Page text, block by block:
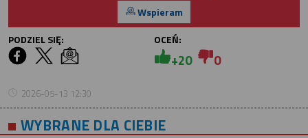
Wspieram
PODZIEL SIĘ:
OCEŃ:
+20 0
2026-05-13 12:30
WYBRANE DLA CIEBIE